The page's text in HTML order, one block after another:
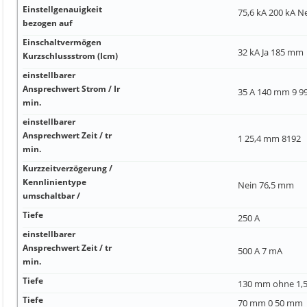
Einstellgenauigkeit
bezogen auf
75,6 kA 200 kA
Einschaltvermögen
Kurzschlussstrom (Icm)
32 kA Ja 185 mm
einstellbarer
Ansprechwert Strom / Ir
min.
35 A 140 mm 9
einstellbarer
Ansprechwert Zeit / tr
min.
1 25,4 mm 8192
Kurzzeitverzögerung /
Kennlinientype
umschaltbar /
Nein 76,5 mm
Tiefe 250 A
einstellbarer
Ansprechwert Zeit / tr
min.
500 A 7 mA
Tiefe 130 mm ohne
Tiefe 70 mm 0 50 mm